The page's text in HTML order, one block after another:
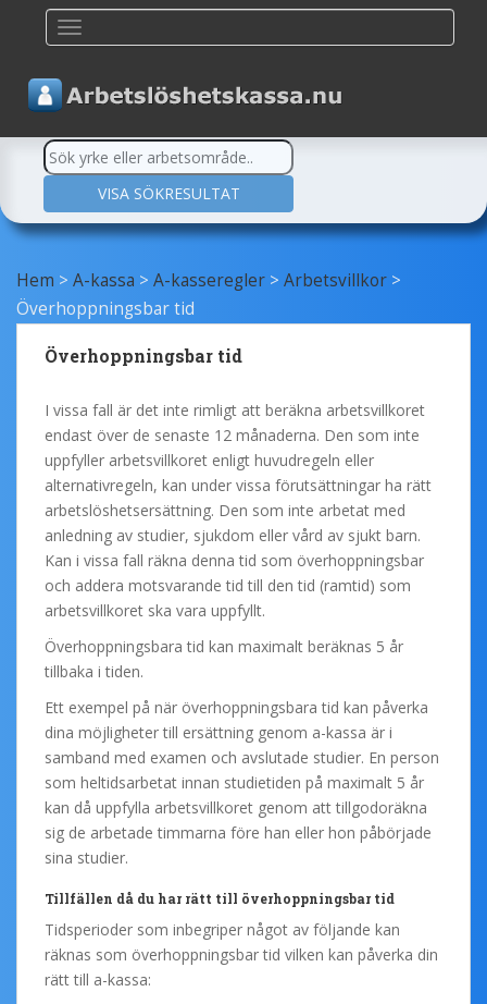
Hem > A-kassa > A-kasseregler > Arbetsvillkor >
Överhoppningsbar tid
Överhoppningsbar tid
I vissa fall är det inte rimligt att beräkna arbetsvillkoret
endast över de senaste 12 månaderna. Den som inte
uppfyller arbetsvillkoret enligt huvudregeln eller
alternativregeln, kan under vissa förutsättningar ha rätt
arbetslöshetsersättning. Den som inte arbetat med
anledning av studier, sjukdom eller vård av sjukt barn.
Kan i vissa fall räkna denna tid som överhoppningsbar
och addera motsvarande tid till den tid (ramtid) som
arbetsvillkoret ska vara uppfyllt.
Överhoppningsbara tid kan maximalt beräknas 5 år
tillbaka i tiden.
Ett exempel på när överhoppningsbara tid kan påverka
dina möjligheter till ersättning genom a-kassa är i
samband med examen och avslutade studier. En person
som heltidsarbetat innan studietiden på maximalt 5 år
kan då uppfylla arbetsvillkoret genom att tillgodoräkna
sig de arbetade timmarna före han eller hon påbörjade
sina studier.
Tillfällen då du har rätt till överhoppningsbar tid
Tidsperioder som inbegriper något av följande kan
räknas som överhoppningsbar tid vilken kan påverka din
rätt till a-kassa: